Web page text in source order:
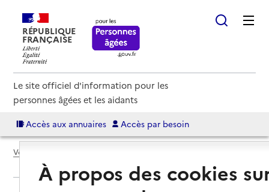
RÉPUBLIQUE
FRANÇAISE
Le site officiel d'information pour les
personnes âgées et les aidants
Accès aux annuaires Accès par besoin
Voir le fil d’Ariane
Retour aux résultats de l'annuaire
À propos des cookies